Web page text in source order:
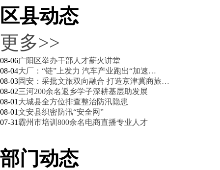
我市前五月快递业务量突破十亿件…
区县动态
更多>>
08-06广阳区举办干部人才薪火讲堂
08-04大厂：“链”上发力 汽车产业跑出“加速…
08-03固安：采批文旅双向融合 打造京津冀商旅…
08-02三河200余名返乡学子深耕基层助发展
08-01 大城县全方位排查整治防汛隐患
08-01文安县织密防汛“安全网”
07-31 霸州市培训800余名电商直播专业人才
部门动态